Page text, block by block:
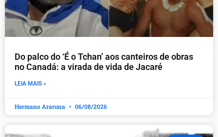
Do palco do ‘É o Tchan’ aos canteiros de obras
no Canadá: a virada de vida de Jacaré
LEIA MAIS »
Hermano Araruna 06/08/2026